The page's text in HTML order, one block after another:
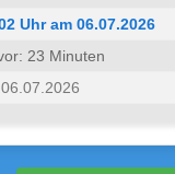
Uhr am 06.07.2026
23 Minuten